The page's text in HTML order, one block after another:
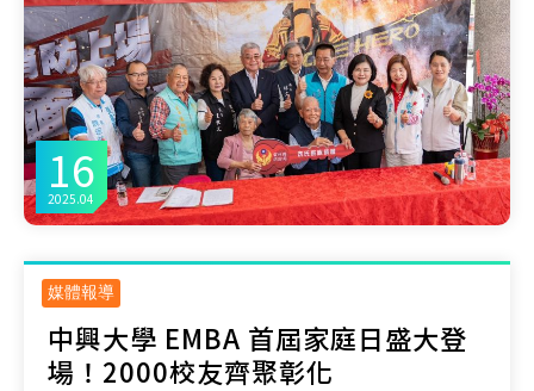
16
2025.04
媒體報導
中興大學 EMBA 首屆家庭日盛大登
場！2000校友齊聚彰化